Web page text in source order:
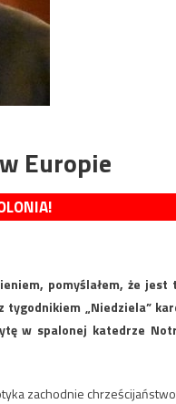
Europie
pomyślałem, że jest
„Niedziela”
w spalonej katedrze
zachodnie